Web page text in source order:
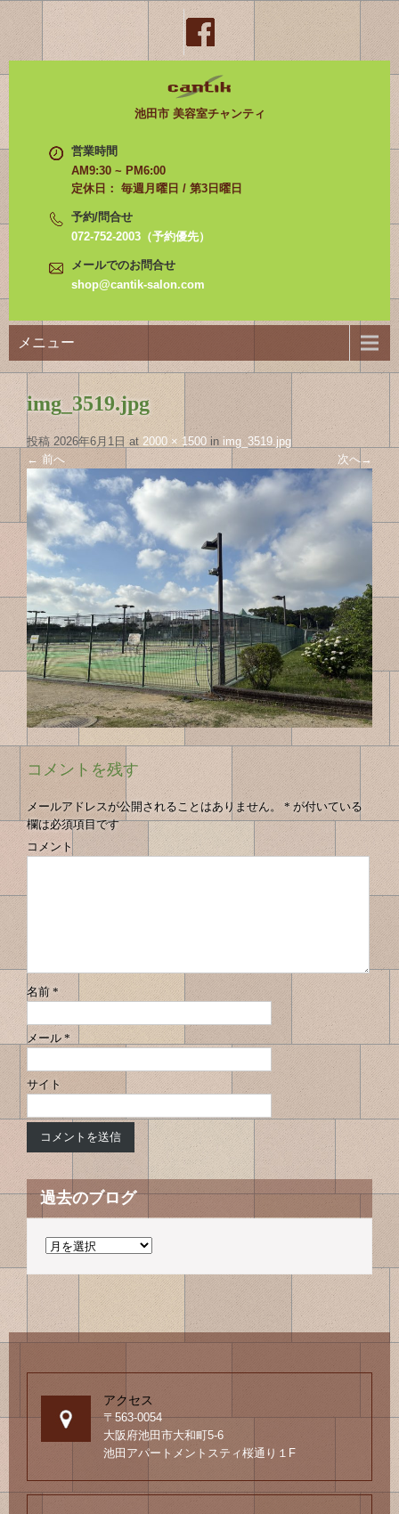
池田市 美容室チャンティ
営業時間
AM9:30 ~ PM6:00
定休日： 毎週月曜日 / 第3日曜日
予約/問合せ
072-752-2003（予約優先）
メールでのお問合せ
shop@cantik-salon.com
メニュー
img_3519.jpg
投稿2026年6月1日 at 2000 × 1500 in img_3519.jpg
← 前へ 次へ→
コメントを残す
メールアドレスが公開されることはありません。 *が付いている
欄は必須項目です
コメント
名前 *
メール *
サイト
過去のブログ
過
の
ロ
グ
アクセス
〒563-0054
大阪府池田市大和町5-6
池田アパートメントスティ桜通り１F